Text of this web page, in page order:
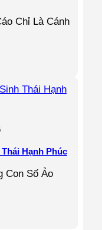
Chỉ Là Cánh
Hạnh Phúc
Con Số Ảo